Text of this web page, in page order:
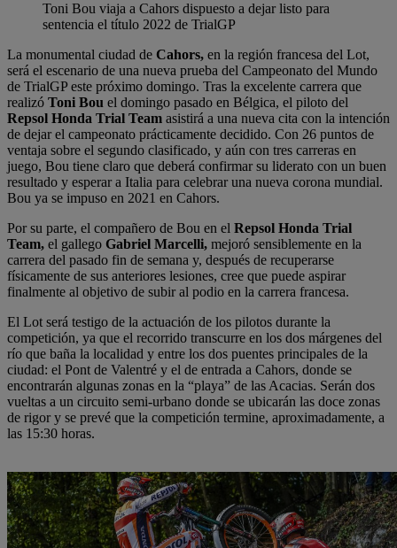
Toni Bou viaja a Cahors dispuesto a dejar listo para
sentencia el título 2022 de TrialGP
La monumental ciudad de Cahors, en la región francesa del Lot,
será el escenario de una nueva prueba del Campeonato del Mundo
de TrialGP este próximo domingo. Tras la excelente carrera que
realizó Toni Bou el domingo pasado en Bélgica, el piloto del
Repsol Honda Trial Team asistirá a una nueva cita con la intención
de dejar el campeonato prácticamente decidido. Con 26 puntos de
ventaja sobre el segundo clasificado, y aún con tres carreras en
juego, Bou tiene claro que deberá confirmar su liderato con un buen
resultado y esperar a Italia para celebrar una nueva corona mundial.
Bou ya se impuso en 2021 en Cahors.
Por su parte, el compañero de Bou en el Repsol Honda Trial
Team, el gallego Gabriel Marcelli, mejoró sensiblemente en la
carrera del pasado fin de semana y, después de recuperarse
físicamente de sus anteriores lesiones, cree que puede aspirar
finalmente al objetivo de subir al podio en la carrera francesa.
El Lot será testigo de la actuación de los pilotos durante la
competición, ya que el recorrido transcurre en los dos márgenes del
río que baña la localidad y entre los dos puentes principales de la
ciudad: el Pont de Valentré y el de entrada a Cahors, donde se
encontrarán algunas zonas en la “playa” de las Acacias. Serán dos
vueltas a un circuito semi-urbano donde se ubicarán las doce zonas
de rigor y se prevé que la competición termine, aproximadamente, a
las 15:30 horas.